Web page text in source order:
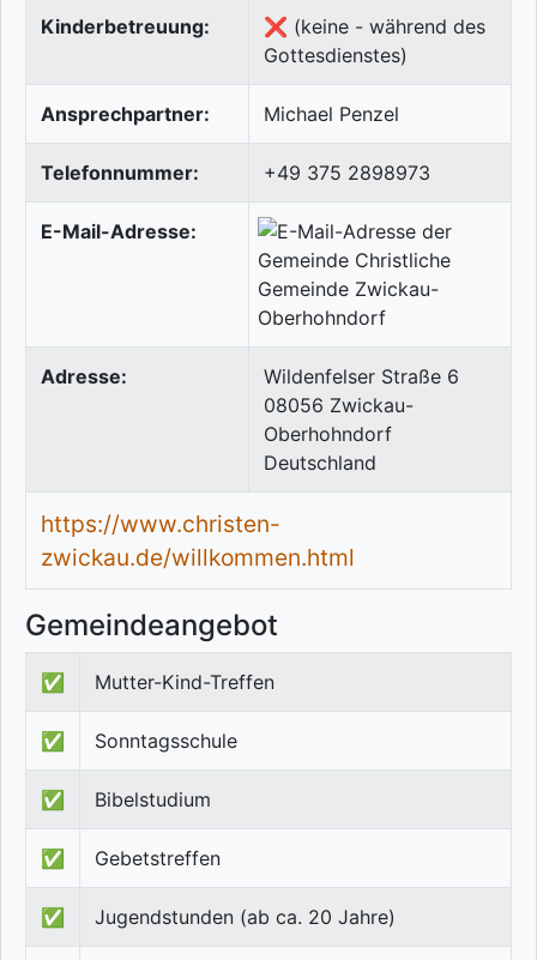
Kinderbetreuung:
❌ (keine - während des
Gottesdienstes)
Ansprechpartner: Michael Penzel
Telefonnummer: +49 375 2898973
E-Mail-Adresse:
Adresse:
Wildenfelser Straße 6
08056 Zwickau-
Oberhohndorf
Deutschland
https://www.christen-
zwickau.de/willkommen.html
Gemeindeangebot
✅ Mutter-Kind-Treffen
✅ Sonntagsschule
✅ Bibelstudium
✅ Gebetstreffen
✅ Jugendstunden (ab ca. 20 Jahre)